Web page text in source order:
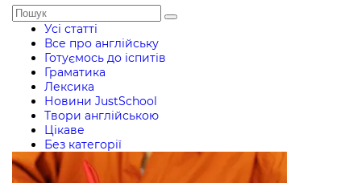
Усі статті
Все про англійську
Готуємось до іспитів
Граматика
Лексика
Новини JustSchool
Твори англійською
Цікаве
Без категорії